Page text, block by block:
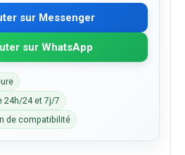
sur Messenger
sur WhatsApp
24h/24 et 7j/7
de compatibilité